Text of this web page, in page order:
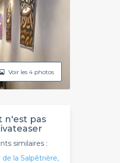
Voir les 4 photos
n'est pas
similaires :
la Salpêtrière,